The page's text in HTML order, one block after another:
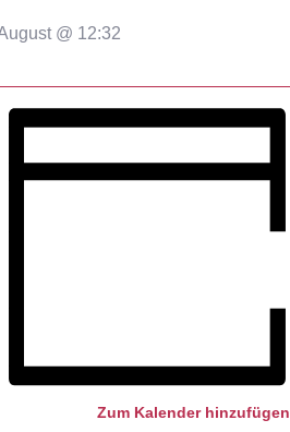
@ 12:32
Zum Kalender hinzufügen